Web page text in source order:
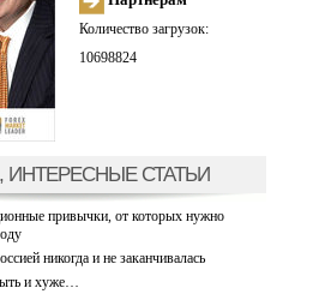
Количество загрузок:
10698824
ИНТЕРЕСНЫЕ СТАТЬИ
привычки, от которых нужно
никогда и не заканчивалась
и хуже…